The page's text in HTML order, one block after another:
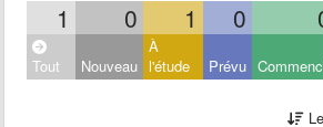
1 0 1 0
Tout Nouveau
À
l'étude
Prévu